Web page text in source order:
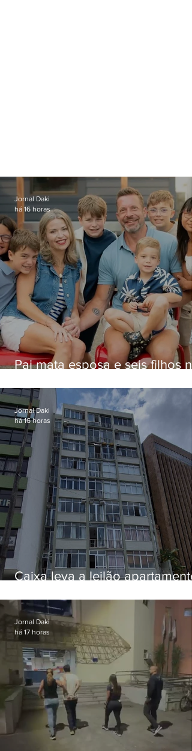
Pai mata esposa e seis filhos
Jornal Daki
há 16 horas
Caixa leva a leilão apartamento
Botafogo
Jornal Daki
há 16 horas
Jornal Daki
há 17 horas